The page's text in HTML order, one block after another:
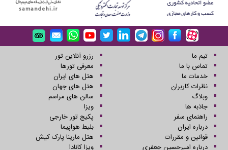
تیم ما
تماس با ما
خدمات ما
نظرات کاربران
وبلاگ
جاذبه ها
راهنمای سفر
درباره ایران
قوانین و مقررات
درباره امیرحسین جعفری
رزرو آنلاین تور
معرفی تورها
هتل های ایران
هتل های جهان
سالن های مراسم
ویزا
پکیج تور خارجی
بلیط هواپیما
هتل مارینا پارک کیش
ویزا کانادا